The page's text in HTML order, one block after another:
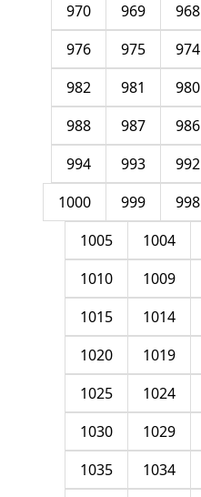
968
969
970
974
975
976
980
981
982
986
987
988
992
993
994
998
999
1000
1004
1005
1009
1010
1014
1015
1019
1020
1024
1025
1029
1030
1034
1035